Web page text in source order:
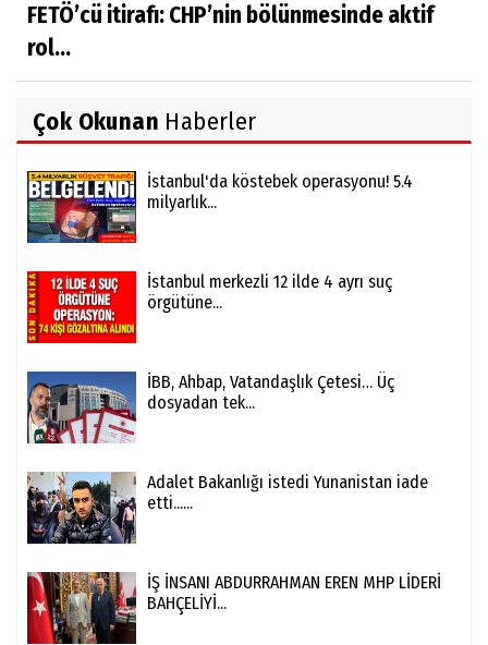
FETÖ’cü itirafı: CHP’nin bölünmesinde aktif
rol...
Çok Okunan Haberler
İstanbul'da köstebek operasyonu! 5.4
milyarlık...
İstanbul merkezli 12 ilde 4 ayrı suç
örgütüne...
İBB, Ahbap, Vatandaşlık Çetesi… Üç
dosyadan tek...
Adalet Bakanlığı istedi Yunanistan iade
etti......
İŞ İNSANI ABDURRAHMAN EREN MHP LİDERİ
BAHÇELİYİ...